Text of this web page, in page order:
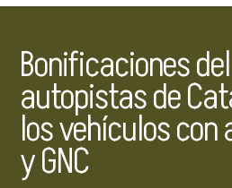
Bonificaciones
autopistas de
los vehículos con
y GNC